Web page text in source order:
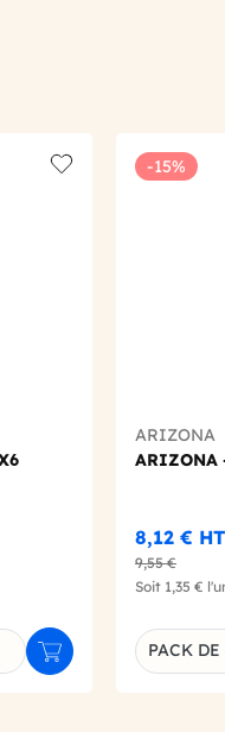
Add to wishlist
Ajouter au panier
-15%
ARIZONA
ARIZONA
8,12 € HT
9,55 €
Soit 1,35 €
PACK DE